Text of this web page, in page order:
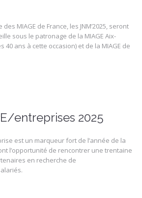
MIAGE de France, les JNM’2025, seront
sous le patronage de la MIAGE Aix-
40 ans à cette occasion) et de la MIAGE de
entreprises 2025
est un marqueur fort de l’année de la
l’opportunité de rencontrer une trentaine
en recherche de